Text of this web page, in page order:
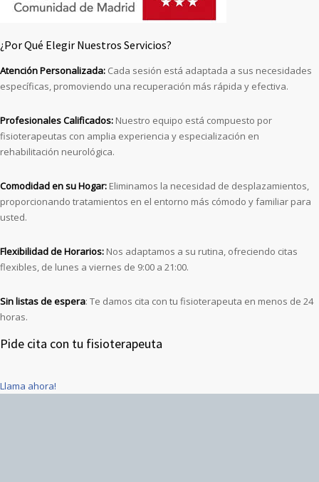
¿Por Qué Elegir Nuestros Servicios?
Atención Personalizada: Cada sesión está adaptada a sus necesidades
específicas, promoviendo una recuperación más rápida y efectiva.
Profesionales Calificados: Nuestro equipo está compuesto por
fisioterapeutas con amplia experiencia y especialización en
rehabilitación neurológica.
Comodidad en su Hogar: Eliminamos la necesidad de desplazamientos,
proporcionando tratamientos en el entorno más cómodo y familiar para
usted.
Flexibilidad de Horarios: Nos adaptamos a su rutina, ofreciendo citas
flexibles, de lunes a viernes de 9:00 a 21:00.
Sin listas de espera: Te damos cita con tu fisioterapeuta en menos de 24
horas.
Pide cita con tu fisioterapeuta
Llama ahora!